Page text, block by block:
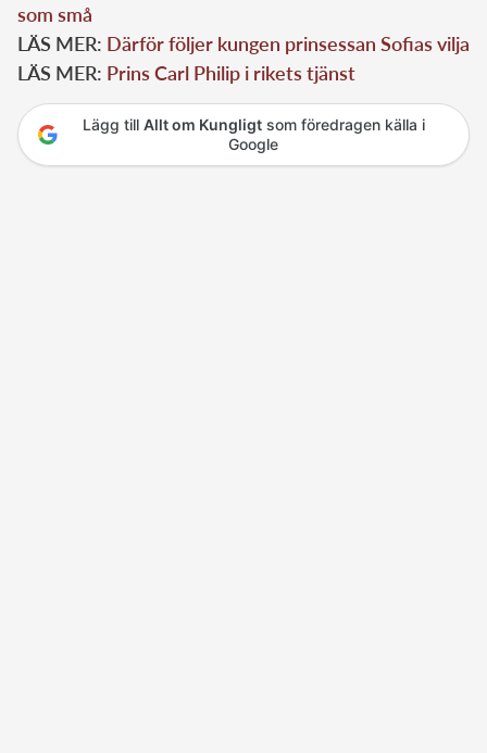
som små
LÄS MER: Därför följer kungen prinsessan Sofias vilja
LÄS MER: Prins Carl Philip i rikets tjänst
Lägg till Allt om Kungligtsom föredragen källa i
Google